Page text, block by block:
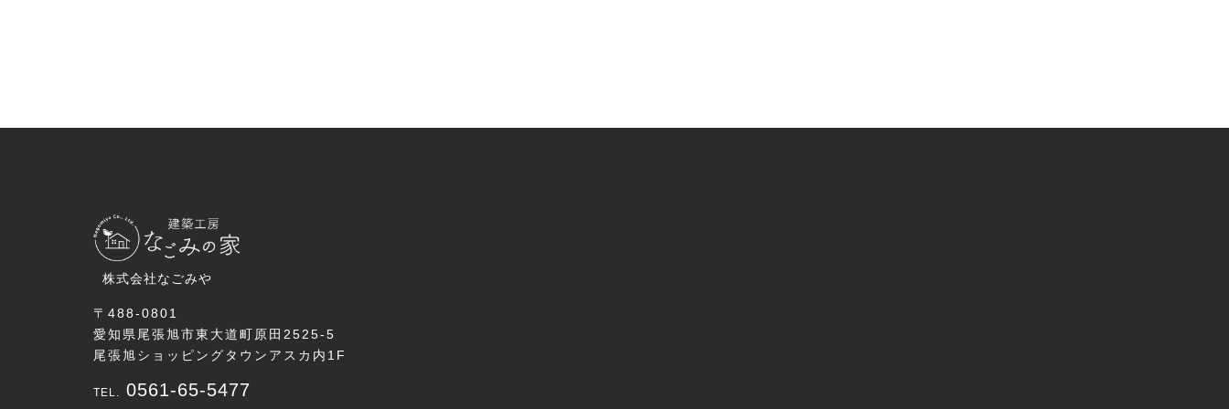
株式会社なごみや
〒488-0801
愛知県尾張旭市東大道町原田2525-5
尾張旭ショッピングタウンアスカ内1F
0561-65-5477